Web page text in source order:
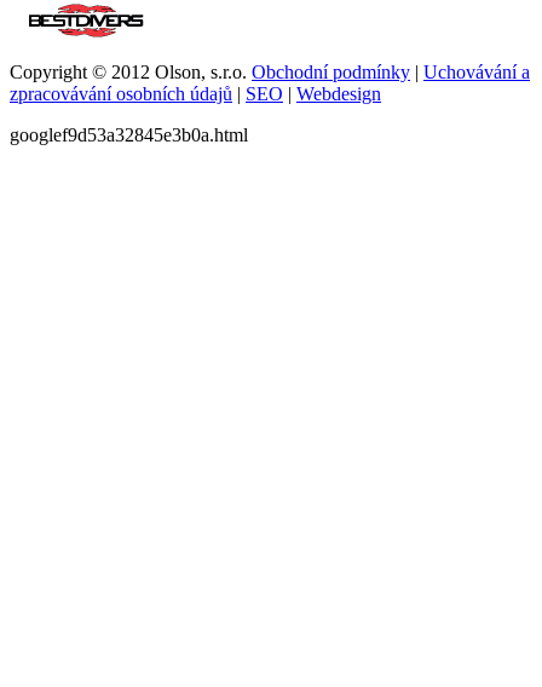
Copyright © 2012 Olson, s.r.o. Obchodní podmínky | Uchovávání a
zpracovávání osobních údajů | SEO | Webdesign
googlef9d53a32845e3b0a.html